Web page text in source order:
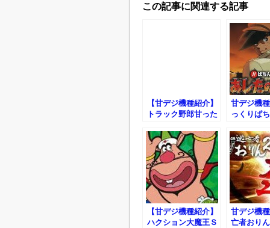
この記事に関連する記事
【甘デジ機種紹介】
トラック野郎甘った
スペック ボーダー
ライン 止め打ち
捻り打ち ｅｔｃ.
甘デジ機
っくりぱ
ｔｖｅｒ
【甘デジ機種紹介】
ハクション大魔王Ｓ
甘デジ機
亡者おり